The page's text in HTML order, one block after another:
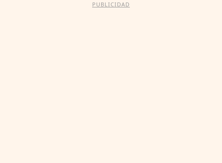
PUBLICIDAD